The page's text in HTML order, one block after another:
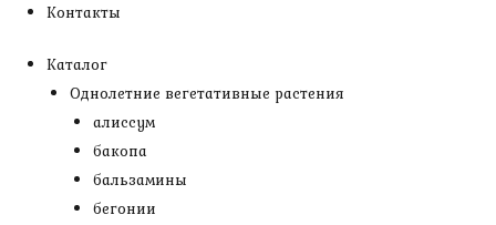
Контакты
Каталог
Однолетние вегетативные растения
алиссум
бакопа
бальзамины
бегонии